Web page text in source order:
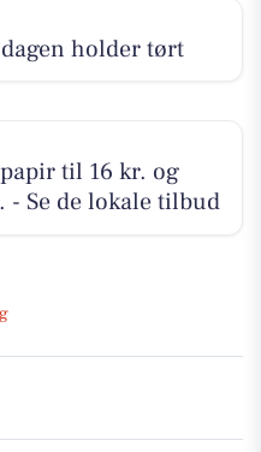
holder tørt
til 16 kr. og
- Se de lokale tilbud